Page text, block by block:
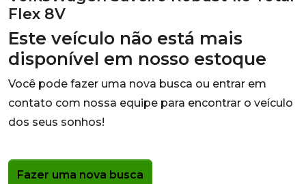
Flex 8V
Este veículo não está mais
disponível em nosso estoque
Você pode fazer uma nova busca ou entrar em
contato com nossa equipe para encontrar o veículo
dos seus sonhos!
Fazer uma nova busca